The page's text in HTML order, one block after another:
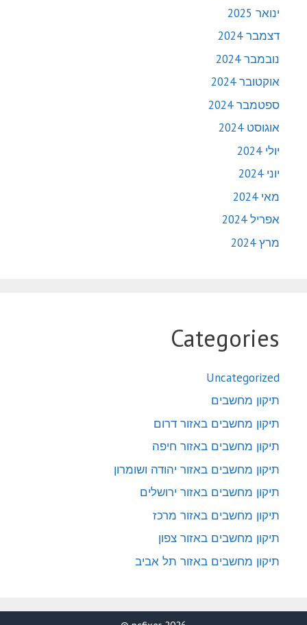
ינואר 2025
דצמבר 2024
נובמבר 2024
אוקטובר 2024
ספטמבר 2024
אוגוסט 2024
יולי 2024
יוני 2024
מאי 2024
אפריל 2024
מרץ 2024
Categories
Uncategorized
תיקון מחשבים
תיקון מחשבים באזור דרום
תיקון מחשבים באזור חיפה
תיקון מחשבים באזור יהודה ושומרון
תיקון מחשבים באזור ירושלים
תיקון מחשבים באזור מרכז
תיקון מחשבים באזור צפון
תיקון מחשבים באזור תל אביב